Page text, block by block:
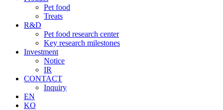
Pet food
Treats
R&D
Pet food research center
Key research milestones
Investment
Notice
IR
CONTACT
Inquiry
EN
KO